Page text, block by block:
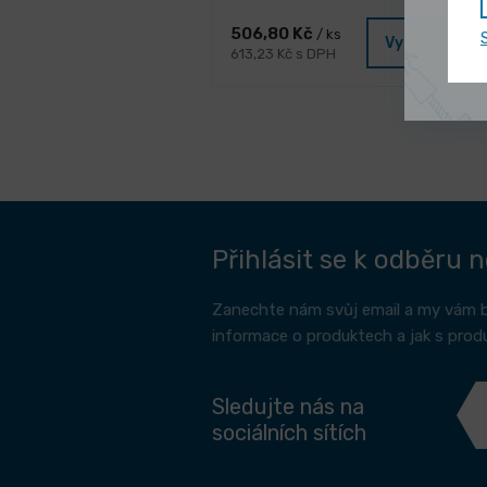
506,80 Kč / ks
613,23 Kč s DPH
Vybrat
Přihlásit se k odběru
Zanechte nám svůj email a my vám
informace o produktech a jak s
Sledujte nás na
sociálních sítích